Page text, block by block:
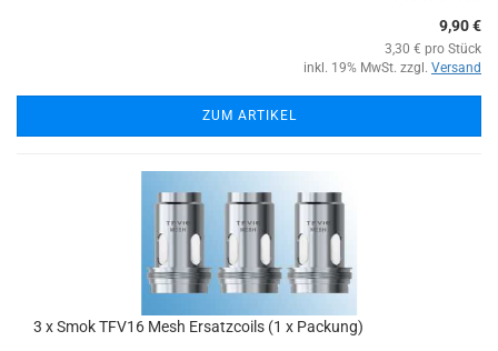
9,90 €
3,30 € pro Stück
inkl. 19% MwSt. zzgl. Versand
ZUM ARTIKEL
3 x Smok TFV16 Mesh Ersatzcoils (1 x Packung)